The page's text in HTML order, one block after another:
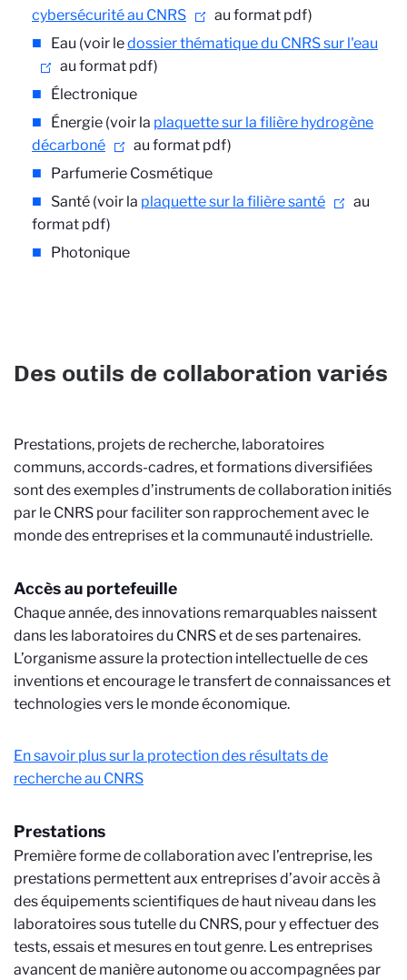
cybersécurité au CNRS
au format pdf)
Eau (voir ledossier thématique du CNRS sur l'eau
au format pdf)
Électronique
Énergie (voir la plaquette sur la filière hydrogène
décarboné
au format pdf)
Parfumerie Cosmétique
Santé (voir la plaquette sur la filière santé
au
format pdf)
Photonique
Des outils de collaboration variés
Prestations, projets de recherche, laboratoires
communs, accords-cadres, et formations diversifiées
sont des exemples d’instruments de collaboration initiés
par le CNRS pour faciliter son rapprochement avec le
monde des entreprises et la communauté industrielle.
Accès au portefeuille
Chaque année, des innovations remarquables naissent
dans les laboratoires du CNRS et de ses partenaires.
L’organisme assure la protection intellectuelle de ces
inventions et encourage le transfert de connaissances et
technologies vers le monde économique.
En savoir plus sur la protection des résultats de
recherche au CNRS
Prestations
Première forme de collaboration avec l’entreprise, les
prestations permettent aux entreprises d’avoir accès à
des équipements scientifiques de haut niveau dans les
laboratoires sous tutelle du CNRS, pour y effectuer des
tests, essais et mesures en tout genre. Les entreprises
avancent de manière autonome ou accompagnées par